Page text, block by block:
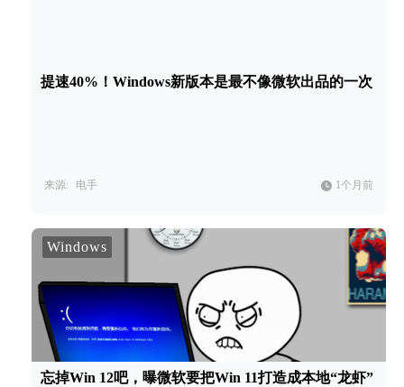
提速40%！Windows新版本是最不像微软出品的一次
来源: 电手 1个月前
Windows
忘掉Win 12吧，曝微软要把Win 11打造成本地“龙虾”